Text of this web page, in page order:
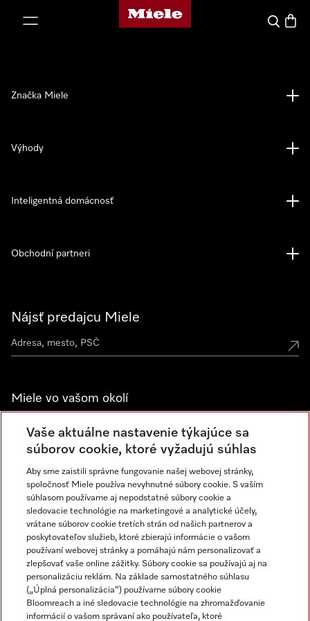
Domovská stránka spoločnosti Miele
Hľadať
Nájsť predajcu Miele
Miele vo vašom okolí
Spoznajte predajne Miele
Newsletter
Značka Miele
Výhody
Inteligentná domácnosť
Obchodní partneri
Miele na Instagrame
Miele na YouTube
Vaše aktuálne nastavenie týkajúce sa
súborov cookie, ktoré vyžadujú súhlas
Aby sme zaistili správne fungovanie našej webovej stránky,
spoločnosť Miele používa nevyhnutné súbory cookie. S vaším
súhlasom používame aj nepodstatné súbory cookie a
sledovacie technológie na marketingové a analytické účely,
vrátane súborov cookie tretích strán od našich partnerov a
poskytovateľov služieb, ktoré zbierajú informácie o vašom
používaní webovej stránky a pomáhajú nám personalizovať a
zlepšovať vaše online zážitky. Súbory cookie sa používajú aj na
personalizáciu reklám. Na základe samostatného súhlasu
(„Úplná personalizácia“) používame súbory cookie
Bloomreach a iné sledovacie technológie na zhromažďovanie
informácií o vašom správaní ako používateľa, ktoré